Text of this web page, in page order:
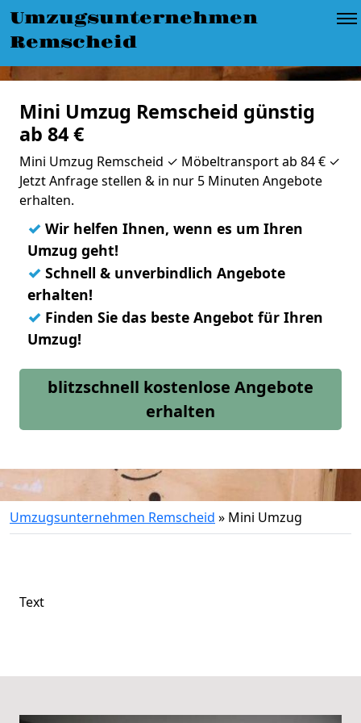
Umzugsunternehmen
Remscheid
Mini Umzug Remscheid günstig
ab 84 €
Mini Umzug Remscheid ✓ Möbeltransport ab 84 € ✓
Jetzt Anfrage stellen & in nur 5 Minuten Angebote
erhalten.
✓ Wir helfen Ihnen, wenn es um Ihren
Umzug geht!
✓ Schnell & unverbindlich Angebote
erhalten!
✓ Finden Sie das beste Angebot für Ihren
Umzug!
blitzschnell kostenlose Angebote
erhalten
Umzugsunternehmen Remscheid » Mini Umzug
Text